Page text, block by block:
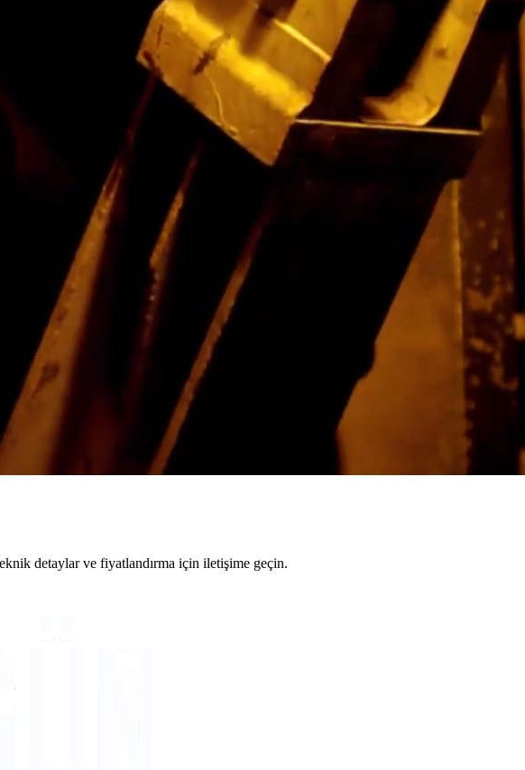
detaylar ve fiyatlandırma için iletişime geçin.